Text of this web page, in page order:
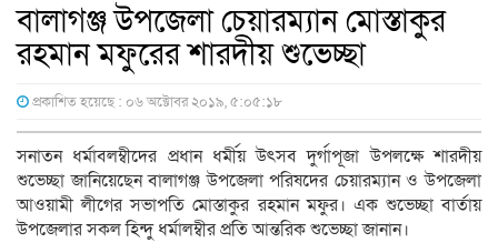
বালাগঞ্জ উপজেলা চেয়ারম্যান মোস্তাকুর
রহমান মফুরের শারদীয় শুভেচ্ছা
প্রকাশিত হয়েছে : ০৬ অক্টোবর ২০১৯, ৫:০৫:১৮
সনাতন ধর্মাবলম্বীদের প্রধান ধর্মীয় উৎসব দুর্গাপূজা উপলক্ষে শারদীয়
শুভেচ্ছা জানিয়েছেন বালাগঞ্জ উপজেলা পরিষদের চেয়ারম্যান ও উপজেলা
আওয়ামী লীগের সভাপতি মোস্তাকুর রহমান মফুর। এক শুভেচ্ছা বার্তায়
উপজেলার সকল হিন্দু ধর্মালম্বীর প্রতি আন্তরিক শুভেচ্ছা জানান।